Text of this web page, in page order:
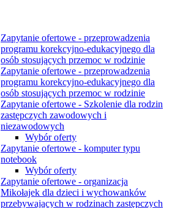
Zapytanie ofertowe - przeprowadzenia
programu korekcyjno-edukacyjnego dla
osób stosujących przemoc w rodzinie
Zapytanie ofertowe - przeprowadzenia
programu korekcyjno-edukacyjnego dla
osób stosujących przemoc w rodzinie
Zapytanie ofertowe - Szkolenie dla rodzin
zastępczych zawodowych i
niezawodowych
Wybór oferty
Zapytanie ofertowe - komputer typu
notebook
Wybór oferty
Zapytanie ofertowe - organizacja
Mikołajek dla dzieci i wychowanków
przebywających w rodzinach zastępczych